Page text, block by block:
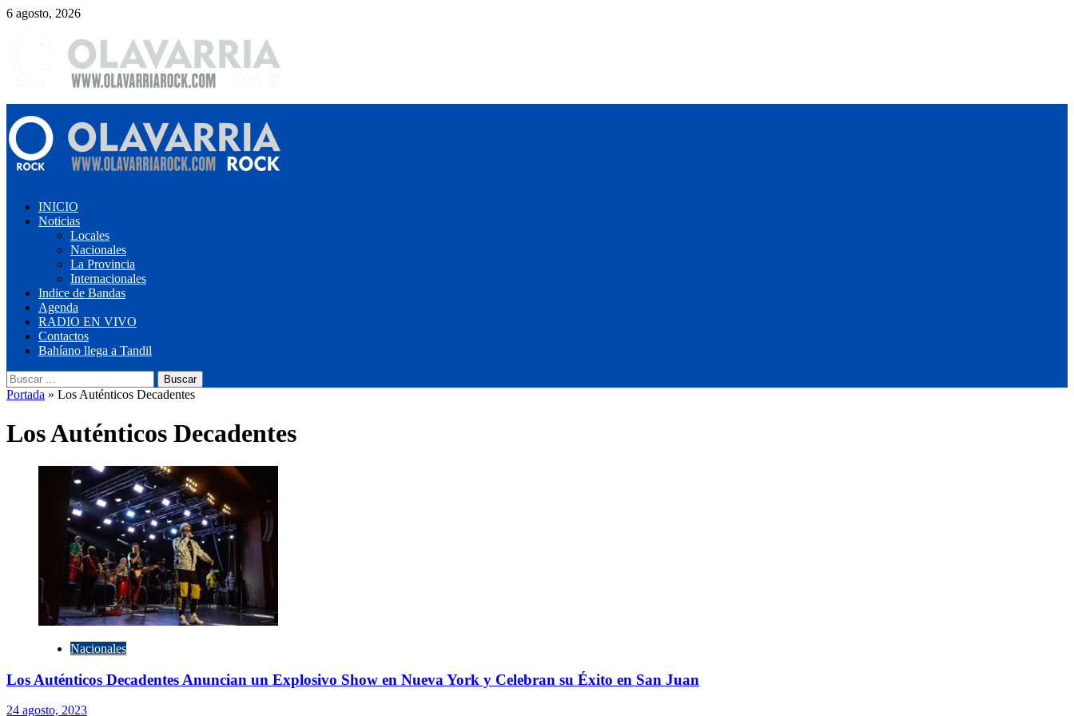
Saltar
contenido
6 agosto, 2026
primario
INICIO
Noticias
Locales
Nacionales
La Provincia
Internacionales
Indice de Bandas
Agenda
RADIO EN VIVO
Contactos
Bahíano llega a Tandil
Buscar:
Portada » Los Auténticos Decadentes
Los Auténticos Decadentes
Nacionales
Los Auténticos Decadentes Anuncian un Explosivo Show en Nueva York y Celebran su Éxito en San Juan
24 agosto, 2023